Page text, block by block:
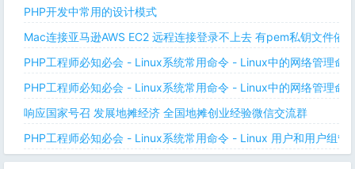
PHP开发中常用的设计模式
Mac连接亚马逊AWS EC2 远程连接登录不上去 有pem私钥文件依
PHP工程师必知必会 - Linux系统常用命令 - Linux中的网络管理命
PHP工程师必知必会 - Linux系统常用命令 - Linux中的网络管理命
响应国家号召 发展地摊经济 全国地摊创业经验微信交流群
PHP工程师必知必会 - Linux系统常用命令 - Linux 用户和用户组管